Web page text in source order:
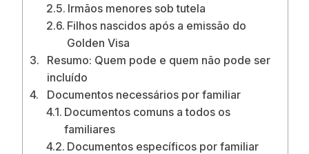
Irmãos menores sob tutela
Filhos nascidos após a emissão do
Golden Visa
Resumo: Quem pode e quem não pode ser
incluído
Documentos necessários por familiar
Documentos comuns a todos os
familiares
Documentos específicos por familiar